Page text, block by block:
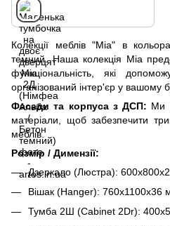
Колекції меблів "Mia" в
темний. Наша колекція Mia
функціональність, які
організований інтер'єр у вашому
Фасади та корпуса з ДСП: Ми
матеріали, щоб забезпечити
меблів.
Розмір / Димензії:
Дзеркало (Люстра):
Вішак (Hanger): 760x1100x36
Тумба 2Ш (Cabinet 2Dr):